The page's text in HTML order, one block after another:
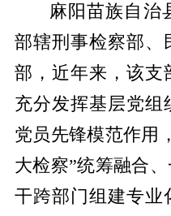
麻阳苗族自治
部辖刑事检察部、
部，近年来，该支
充分发挥基层党组
党员先锋模范作用
大检察”统筹融合
干跨部门组建专业